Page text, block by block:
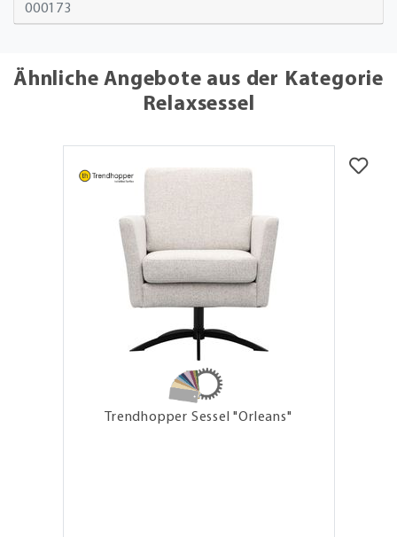
000173
Ähnliche Angebote aus der Kategorie
Relaxsessel
Trendhopper Sessel "Orleans"